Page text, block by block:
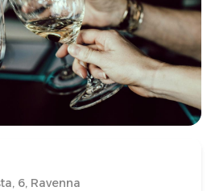
6, Ravenna